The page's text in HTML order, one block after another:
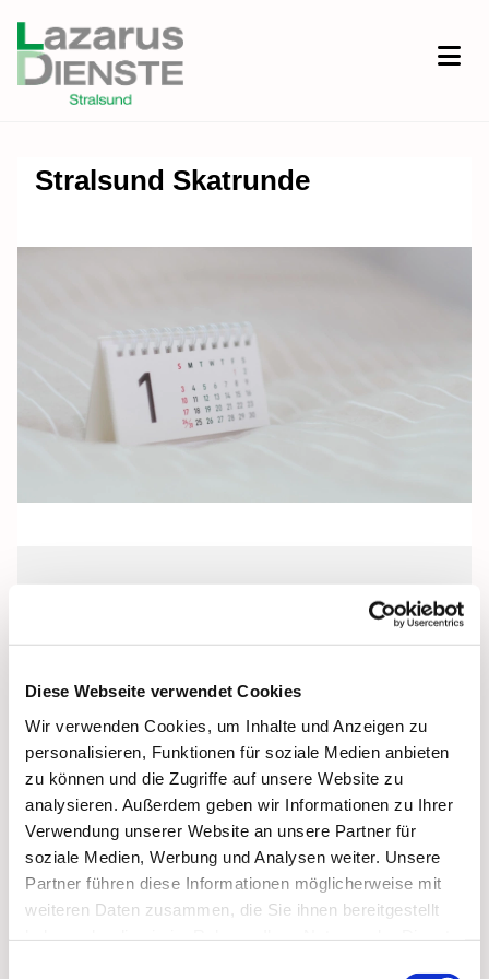
Diese Webseite verwendet Cookies
Wir verwenden Cookies, um Inhalte und Anzeigen zu
personalisieren, Funktionen für soziale Medien anbieten
zu können und die Zugriffe auf unsere Website zu
analysieren. Außerdem geben wir Informationen zu Ihrer
Verwendung unserer Website an unsere Partner für
soziale Medien, Werbung und Analysen weiter. Unsere
Partner führen diese Informationen möglicherweise mit
weiteren Daten zusammen, die Sie ihnen bereitgestellt
Stralsund Skatrunde
Freitag, 27. November 2026, 14:00
Uhr
Heilige Dreifaltigkeit, Stralsund,
Frankenwall 7, 18439 Stralsund